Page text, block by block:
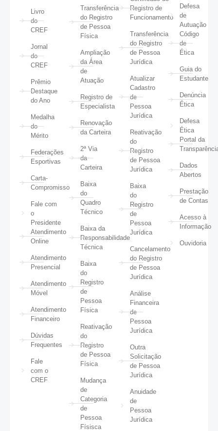
Livro
do
CREF
Jornal
do
CREF
Prêmio
Destaque
do Ano
Medalha
do
Mérito
Federações
Esportivas
Carta-
Compromisso
Fale com
o
Presidente
Atendimento
Online
Atendimento
Presencial
Atendimento
Móvel
Atendimento
Financeiro
Dúvidas
Frequentes
Fale
com o
CREF
Transferência
do Registro
de Pessoa
Física
Ampliação
da Área
de
Atuação
Registro de
Especialista
Renovação
da Carteira
2ª Via
da
Carteira
Baixa
do
Quadro
Técnico
Baixa da
Responsabilidade
Técnica
Baixa
do
Registro
de
Pessoa
Física
Reativação
do
Registro
de Pessoa
Física
Mudança
de
Categoria
de
Pessoa
Físisca
Registro de
Funcionamento
Transferência
do Registro
de Pessoa
Jurídica
Atualizar
Cadastro
de
Pessoa
Jurídica
Reativação
do
Registro
de Pessoa
Jurídica
Baixa
do
Registro
de
Pessoa
Jurídica
Cancelamento
do Registro
de Pessoa
Jurídica
Análise
Financeira
de
Pessoa
Jurídica
Outra
Solicitação
de Pessoa
Jurídica
Anuidade
de
Pessoa
Jurídica
Defesa
de
Autuação
Código
de
Ética
Guia do
Estudante
Denúncia
Ética
Defesa
Ética
Portal da
Dados
Abertos
Prestação
de Contas
Acesso à
Informação
Ouvidoria